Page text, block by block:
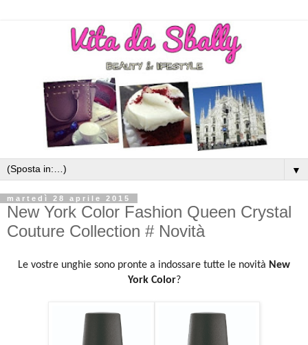
▼
martedì 28 aprile 2015
New York Color Fashion Queen Crystal
Couture Collection # Novità
Le vostre unghie sono pronte a indossare tutte le novità New
York Color?